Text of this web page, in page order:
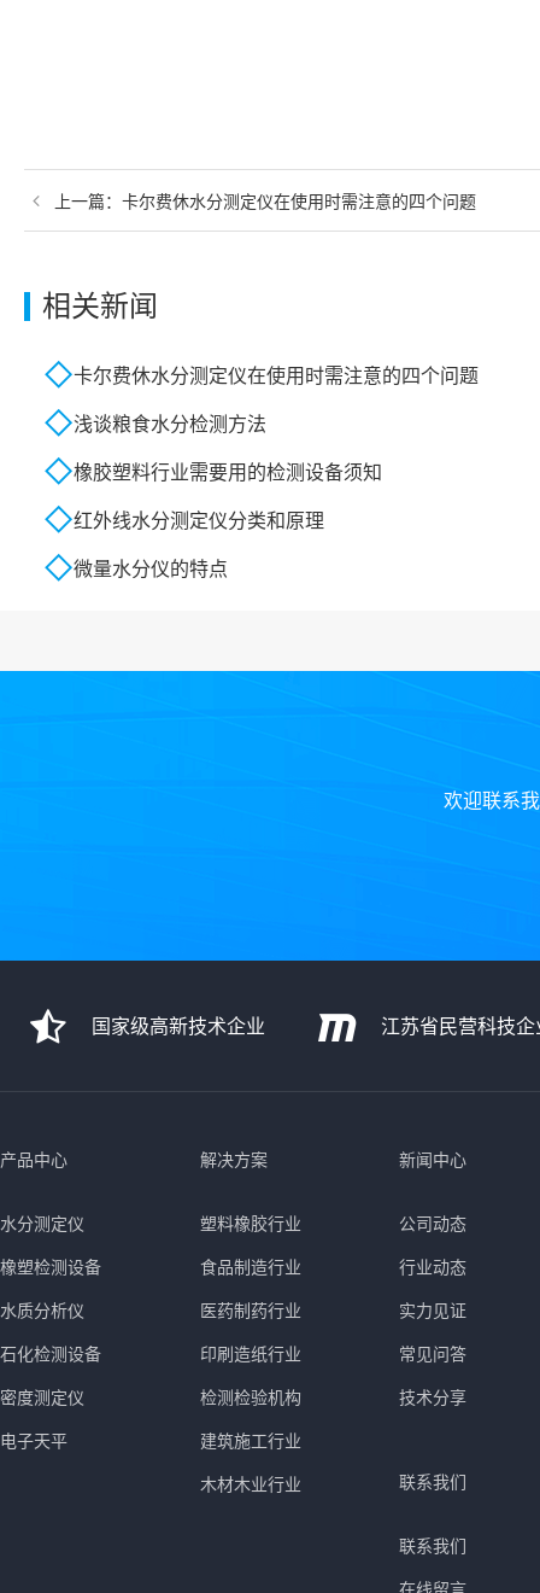
上一篇： 卡尔费休水分测定仪在使用时需注意的四个问题
相关新闻
卡尔费休水分测定仪在使用时需注意的四个问题
浅谈粮食水分检测方法
橡胶塑料行业需要用的检测设备须知
红外线水分测定仪分类和原理
微量水分仪的特点
欢迎联系
国家级高新技术企业 江苏省民营科技企
产品中心
水分测定仪
橡塑检测设备
水质分析仪
石化检测设备
密度测定仪
电子天平
解决方案
塑料橡胶行业
食品制造行业
医药制药行业
印刷造纸行业
检测检验机构
建筑施工行业
木材木业行业
新闻中心
公司动态
行业动态
实力见证
常见问答
技术分享
联系我们
联系我们
在线留言